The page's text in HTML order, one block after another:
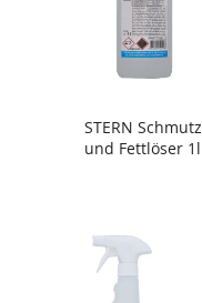
STERN Schmutz
und Fettlöser 1l